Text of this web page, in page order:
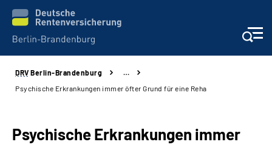
Aktuelles
Karriere
DRV Berlin-Brandenburg
…
Psychische Erkrankungen immer öfter Grund für eine Reha
Psychische Erkrankungen immer